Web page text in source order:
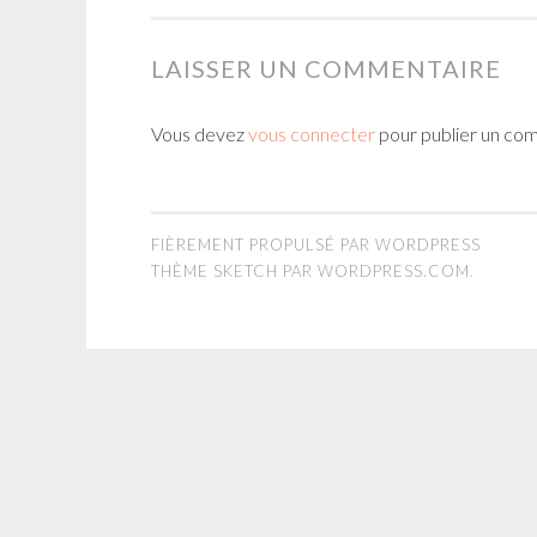
LAISSER UN COMMENTAIRE
Vous devezvous connecter pour publier un
FIÈREMENT PROPULSÉ PAR WORDPRESS
THÈME SKETCH PAR WORDPRESS.COM